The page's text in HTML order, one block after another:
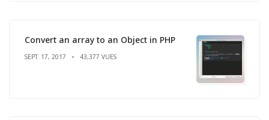
Convert an array to an Object in PHP
SEPT. 17, 2017 43,377 VUES